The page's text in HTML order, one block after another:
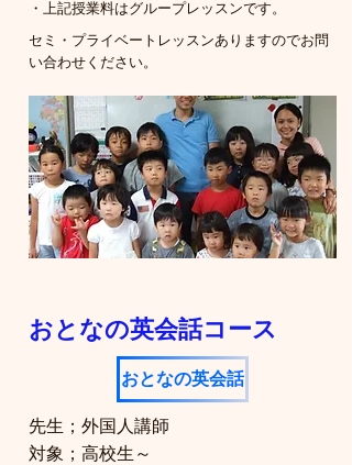
・上記授業料はグループレッスンです。
​セミ・プライベートレッスンありますのでお問
い合わせください。
​おとなの英会話コース
おとなの英会話
先生；外国人講師
対象；高校生～